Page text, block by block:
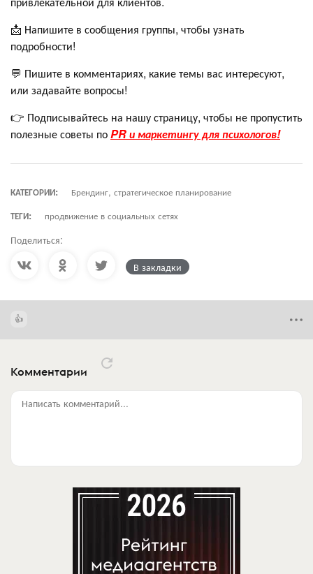
📩 Напишите в сообщения группы, чтобы узнать
подробности!
💬 Пишите в комментариях, какие темы вас интересуют,
или задавайте вопросы!
👉 Подписывайтесь на нашу страницу, чтобы не пропустить
полезные советы поPR и маркетингу для психологов!
КАТЕГОРИИ:
Брендинг, стратегическое планирование
ТЕГИ:
продвижение в социальных сетях
Поделиться:
В закладки
Комментарии
Написать комментарий...